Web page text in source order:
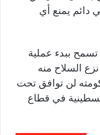
دائم يمنع أي
تسمح ببدء عملية
السلاح منه
لن توافق تحت
في قطاع